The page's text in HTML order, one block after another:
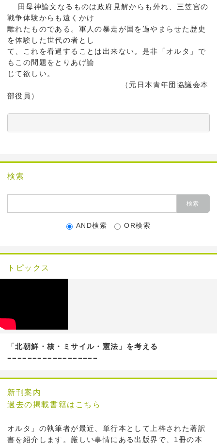
田母神論文なるものは政府見解からも外れ、三笠宮の
戦争体験からも遠くかけ
離れたものである。軍人の暴走が国を過やまらせた歴史
を体験した世代の者とし
て、これを看過することは出来ない。是非「オルタ」で
もこの問題をとりあげ論
じて欲しい。
（元日本青年団協議会本
部役員）
検索
AND検索 OR検索
トピックス
「北朝鮮・核・ミサイル・憲法」を考える
==================
新刊案内
過去の掲載書籍はこちら
オルタ」の執筆者が最近、単行本として上梓された著訳
書を紹介します。厳しい事情にある出版界で、1冊の本